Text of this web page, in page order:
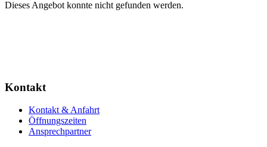
Dieses Angebot konnte nicht gefunden werden.
Kontakt
Kontakt & Anfahrt
Öffnungszeiten
Ansprechpartner